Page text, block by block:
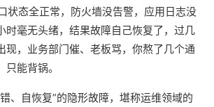
状态全正常，防火墙没告警，应用日志没
时毫无头绪，结果故障自己恢复了，过几
现，业务部门催、老板骂，你熬了几个通
能背锅。
、自恢复”的隐形故障，堪称运维领域的